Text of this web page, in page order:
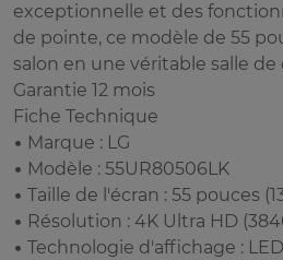
exceptionnelle et des
de pointe, ce modèle de 55
salon en une véritable salle
Garantie 12 mois
Fiche Technique
• Marque : LG
• Modèle : 55UR80506LK
• Taille de l'écran : 55 pouces
• Résolution : 4K Ultra HD
• Technologie d'affichage :